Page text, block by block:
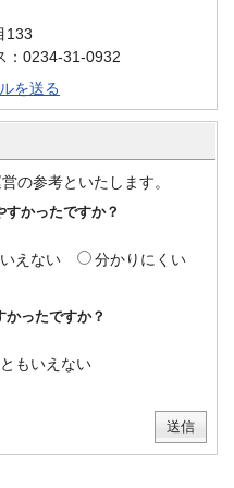
133
0234-31-0932
を送る
の参考といたします。
かったですか？
えない
分かりにくい
ったですか？
もいえない